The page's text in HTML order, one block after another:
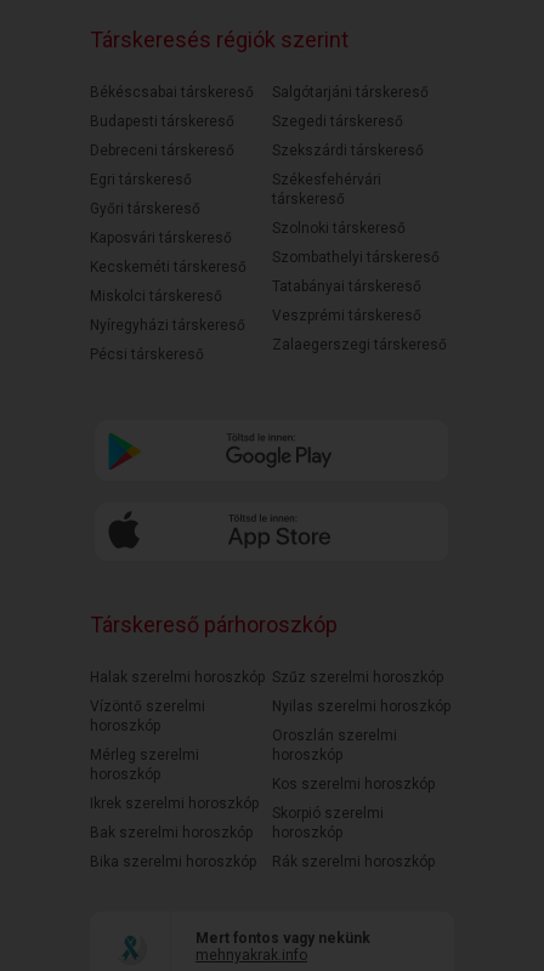
Társkeresés régiók szerint
Békéscsabai társkereső
Budapesti társkereső
Debreceni társkereső
Egri társkereső
Győri társkereső
Kaposvári társkereső
Kecskeméti társkereső
Miskolci társkereső
Nyíregyházi társkereső
Pécsi társkereső
Salgótarjáni társkereső
Szegedi társkereső
Szekszárdi társkereső
Székesfehérvári
társkereső
Szolnoki társkereső
Szombathelyi társkereső
Tatabányai társkereső
Veszprémi társkereső
Zalaegerszegi társkereső
Társkereső párhoroszkóp
Halak szerelmi horoszkóp
Vízöntő szerelmi
horoszkóp
Mérleg szerelmi
horoszkóp
Ikrek szerelmi horoszkóp
Bak szerelmi horoszkóp
Bika szerelmi horoszkóp
Szűz szerelmi horoszkóp
Nyilas szerelmi horoszkóp
Oroszlán szerelmi
horoszkóp
Kos szerelmi horoszkóp
Skorpió szerelmi
horoszkóp
Rák szerelmi horoszkóp
Mert fontos vagy nekünk
mehnyakrak.info